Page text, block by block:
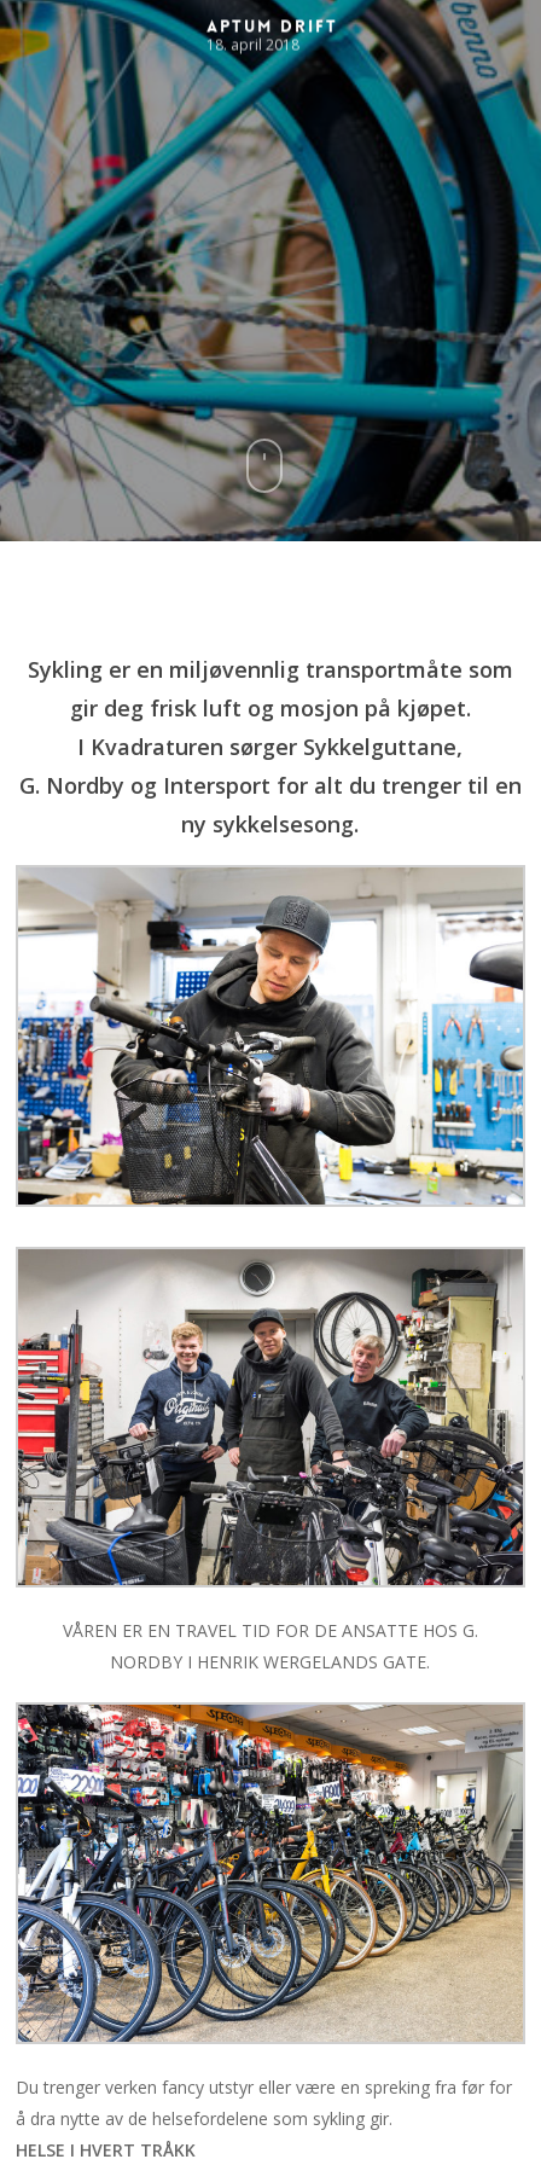
Aptum Drift
18. april 2018
Sykling er en miljøvennlig transportmåte som
gir deg frisk luft og mosjon på kjøpet.
I Kvadraturen sørger Sykkelguttane,
G. Nordby og Intersport for alt du trenger til en
ny sykkelsesong.
VÅREN ER EN TRAVEL TID FOR DE ANSATTE HOS G.
NORDBY I HENRIK WERGELANDS GATE.
Du trenger verken fancy utstyr eller være en spreking fra før for
å dra nytte av de helsefordelene som sykling gir.
HELSE I HVERT TRÅKK